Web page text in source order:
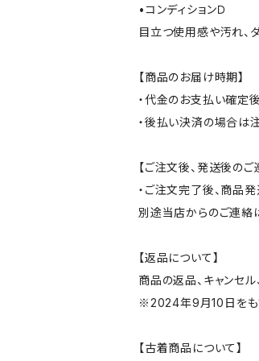
•コンディションＤ
目立つ使用感や汚れ、
【商品のお届け時期】
・代金のお支払い確定
・後払い決済の場合は
【ご注文後、発送後のご
・ご注文完了後、商品
別途当店からのご連絡
【返品について】
商品の返品、キャンセ
※2024年9月10日をもち
【古着商品について】